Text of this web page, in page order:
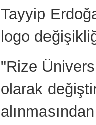
Tayyip
logo
"Rize
olarak